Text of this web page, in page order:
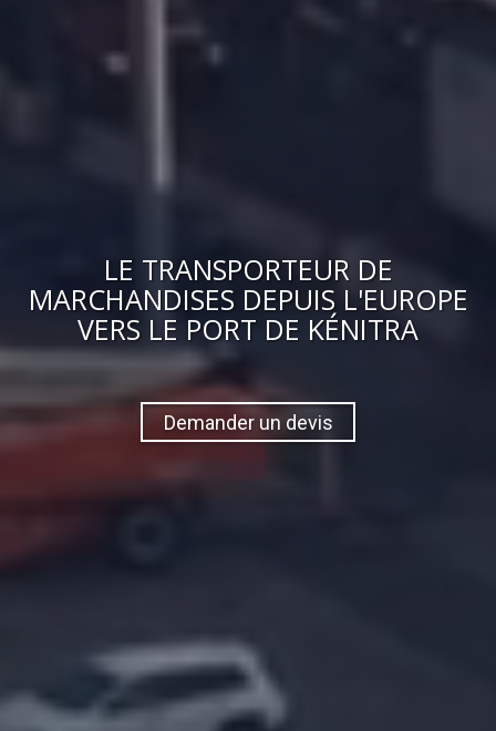
LE TRANSPORTEUR DE
MARCHANDISES DEPUIS L'EUROPE
VERS LE PORT DE KÉNITRA
Demander un devis